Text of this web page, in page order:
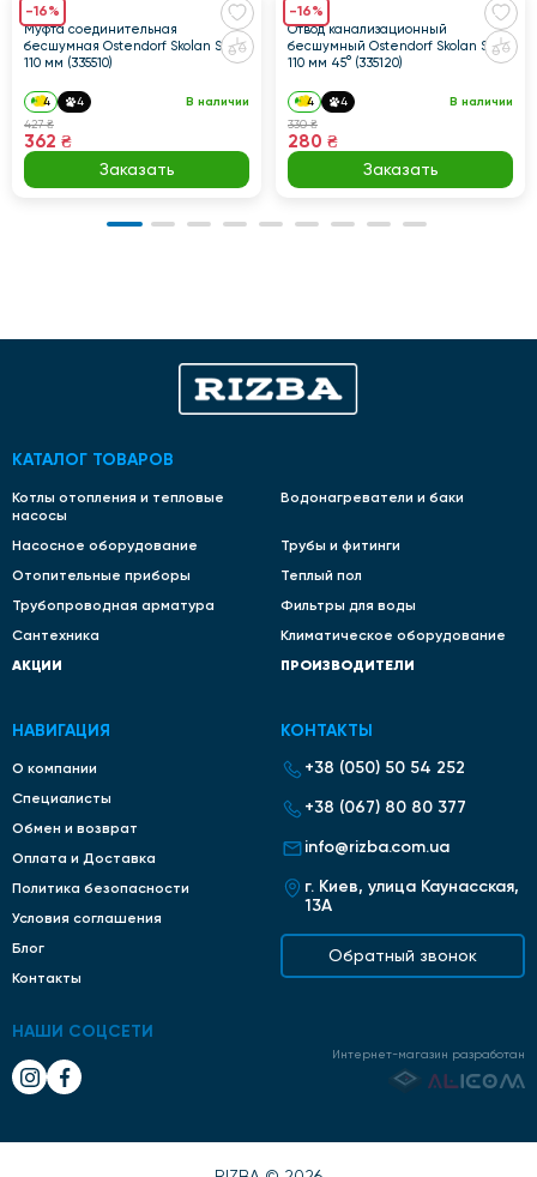
-16%
Муфта соединительная
бесшумная Ostendorf Skolan Safe
110 мм (335510)
4 4 В наличии
427 ₴
362 ₴
Заказать
-16%
Отвод канализационный
бесшумный Ostendorf Skolan Safe
110 мм 45° (335120)
4 4 В наличии
330 ₴
280 ₴
Заказать
КАТАЛОГ ТОВАРОВ
Котлы отопления и тепловые
насосы
Водонагреватели и баки
Насосное оборудование
Трубы и фитинги
Отопительные приборы
Теплый пол
Трубопроводная арматура
Фильтры для воды
Сантехника
Климатическое оборудование
АКЦИИ ПРОИЗВОДИТЕЛИ
НАВИГАЦИЯ
О компании
Специалисты
Обмен и возврат
Оплата и Доставка
Политика безопасности
Условия соглашения
Блог
Контакты
КОНТАКТЫ
+38 (050) 50 54 252
+38 (067) 80 80 377
info@rizba.com.ua
г. Киев, улица Каунасская,
13А
Обратный звонок
НАШИ СОЦСЕТИ
Интернет-магазин разработан